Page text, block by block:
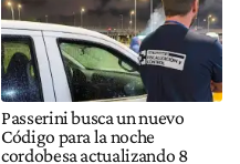
Passerini busca un nuevo
Código para la noche
cordobesa actualizando 8